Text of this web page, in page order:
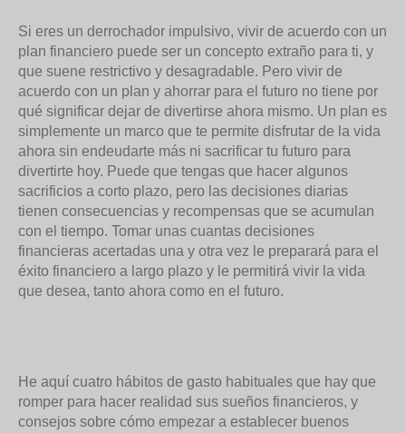
Si eres un derrochador impulsivo, vivir de acuerdo con un
plan financiero puede ser un concepto extraño para ti, y
que suene restrictivo y desagradable. Pero vivir de
acuerdo con un plan y ahorrar para el futuro no tiene por
qué significar dejar de divertirse ahora mismo. Un plan es
simplemente un marco que te permite disfrutar de la vida
ahora sin endeudarte más ni sacrificar tu futuro para
divertirte hoy. Puede que tengas que hacer algunos
sacrificios a corto plazo, pero las decisiones diarias
tienen consecuencias y recompensas que se acumulan
con el tiempo. Tomar unas cuantas decisiones
financieras acertadas una y otra vez le preparará para el
éxito financiero a largo plazo y le permitirá vivir la vida
que desea, tanto ahora como en el futuro.
He aquí cuatro hábitos de gasto habituales que hay que
romper para hacer realidad sus sueños financieros, y
consejos sobre cómo empezar a establecer buenos